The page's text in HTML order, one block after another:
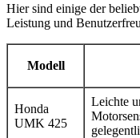
Hier sind einige der
Leistung und
Modell
Honda
UMK 425
Leichte